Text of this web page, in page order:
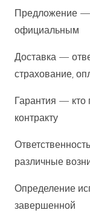
Предложение —
официальным
Доставка —
страхование,
Гарантия — кто
контракту
различные
Определение
завершенной